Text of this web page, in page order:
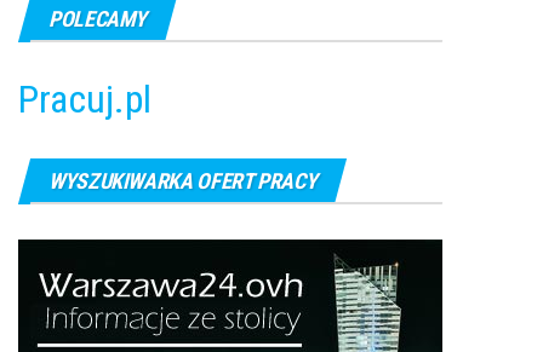
POLECAMY
Pracuj.pl
WYSZUKIWARKA OFERT PRACY